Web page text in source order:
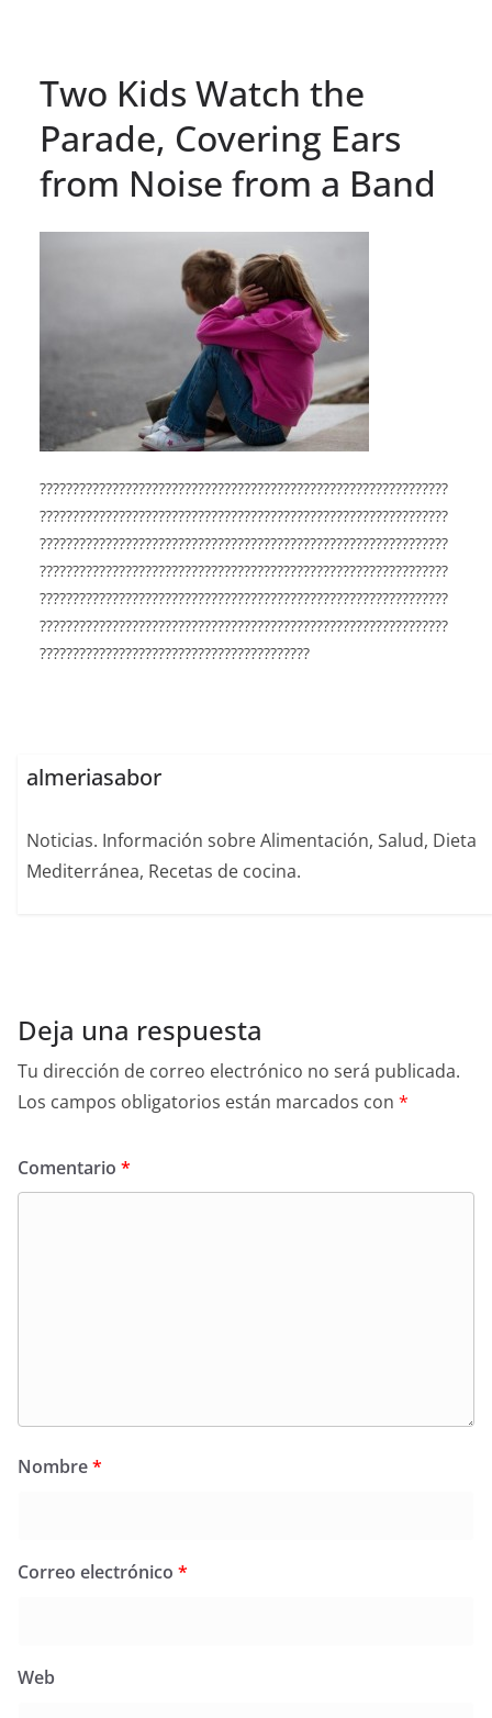
Two Kids Watch the
Parade, Covering Ears
from Noise from a Band
??????????????????????????????????????????????????????????????
??????????????????????????????????????????????????????????????
??????????????????????????????????????????????????????????????
??????????????????????????????????????????????????????????????
??????????????????????????????????????????????????????????????
??????????????????????????????????????????????????????????????
?????????????????????????????????????????
almeriasabor
Noticias. Información sobre Alimentación, Salud, Dieta
Mediterránea, Recetas de cocina.
Deja una respuesta
Tu dirección de correo electrónico no será publicada.
Los campos obligatorios están marcados con *
Comentario *
Nombre*
Correo electrónico *
Web